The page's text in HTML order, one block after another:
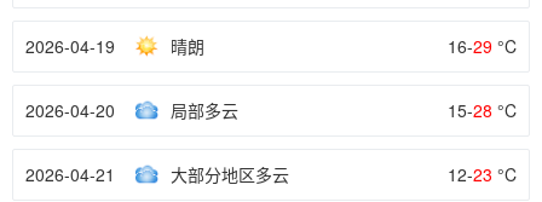
2026-04-19 晴朗 16-29 °C
2026-04-20 局部多云 15-28 °C
2026-04-21 大部分地区多云 12-23 °C